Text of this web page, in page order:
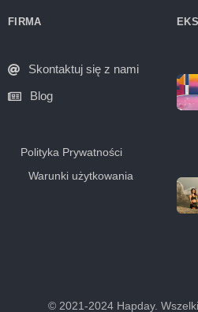
FIRMA
Skontaktuj się z nami
Blog
Polityka Prywatności
Warunki użytkowania
© 2021-2024 Hapday.